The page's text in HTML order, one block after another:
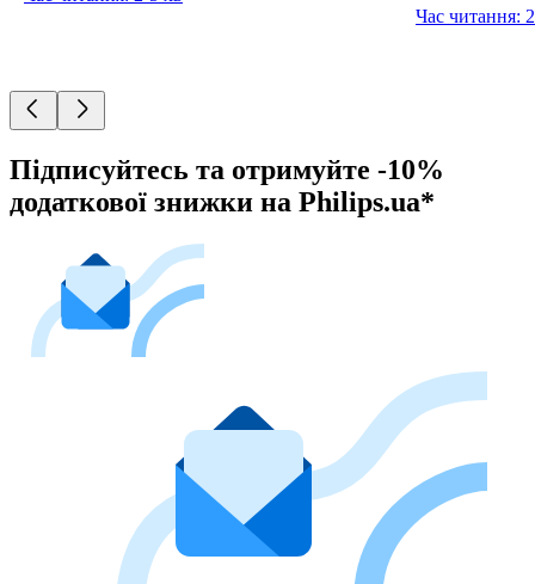
Час читання:
Підписуйтесь та отримуйте -10%
додаткової знижки на Philips.ua*